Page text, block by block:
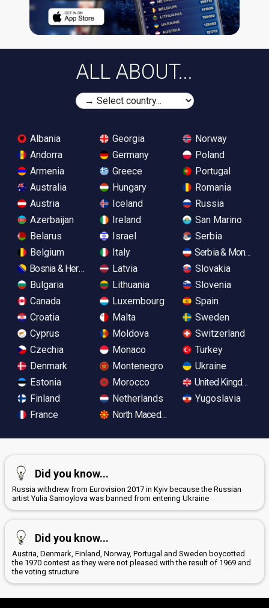
ALL ABOUT...
Albania
Andorra
Armenia
Australia
Austria
Azerbaijan
Belarus
Belgium
Bosnia & Herzegovina
Bulgaria
Canada
Croatia
Cyprus
Czechia
Denmark
Estonia
Finland
France
Georgia
Germany
Greece
Hungary
Iceland
Ireland
Israel
Italy
Latvia
Lithuania
Luxembourg
Malta
Moldova
Monaco
Montenegro
Morocco
Netherlands
North Macedonia
Norway
Poland
Portugal
Romania
Russia
San Marino
Serbia
Serbia &
Slovakia
Slovenia
Spain
Sweden
Switzerland
Turkey
Ukraine
United Kingdom
Yugoslavia
Did you know...
Russia withdrew from Eurovision 2017 in Kyiv because the Russian
artist Yulia Samoylova was banned from entering Ukraine
Did you know...
Austria, Denmark, Finland, Norway, Portugal and Sweden boycotted
the 1970 contest as they were not pleased with the result of 1969 and
the voting structure